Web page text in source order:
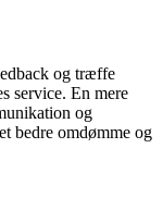
og træffe
service. En mere
og
bedre omdømme og